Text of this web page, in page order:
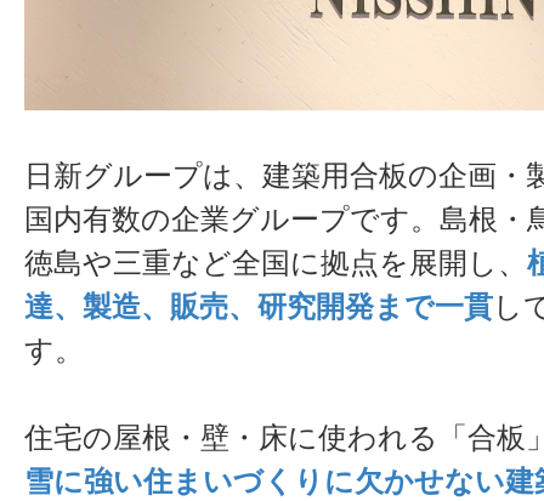
日新グループは、建築用合板の企画・
国内有数の企業グループです。島根・
徳島や三重など全国に拠点を展開し、
達、製造、販売、研究開発まで一貫し
す。
住宅の屋根・壁・床に使われる「合板
雪に強い住まいづくりに欠かせない建